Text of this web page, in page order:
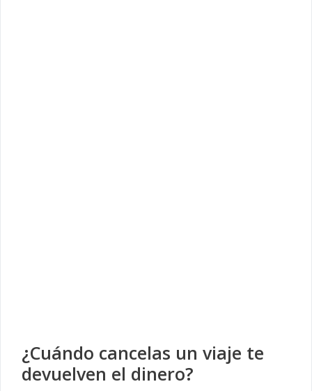
¿Cuándo cancelas un viaje te
devuelven el dinero?